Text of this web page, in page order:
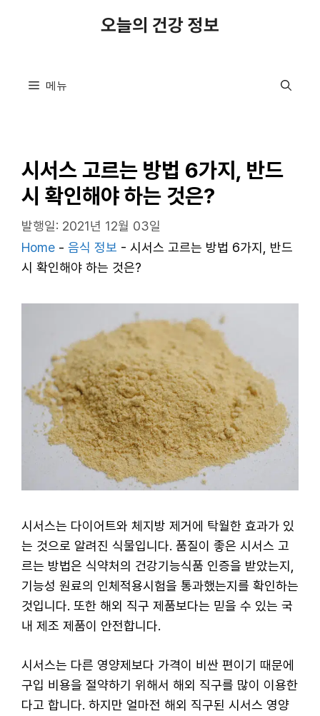
오늘의 건강 정보
메뉴
시서스 고르는 방법 6가지, 반드
시 확인해야 하는 것은?
발행일: 2021년 12월 03일
Home - 음식 정보 - 시서스 고르는 방법 6가지, 반드
시 확인해야 하는 것은?
시서스는 다이어트와 체지방 제거에 탁월한 효과가 있
는 것으로 알려진 식물입니다. 품질이 좋은 시서스 고
르는 방법은 식약처의 건강기능식품 인증을 받았는지,
기능성 원료의 인체적용시험을 통과했는지를 확인하는
것입니다. 또한 해외 직구 제품보다는 믿을 수 있는 국
내 제조 제품이 안전합니다.
시서스는 다른 영양제보다 가격이 비싼 편이기 때문에
구입 비용을 절약하기 위해서 해외 직구를 많이 이용한
다고 합니다. 하지만 얼마전 해외 직구된 시서스 영양